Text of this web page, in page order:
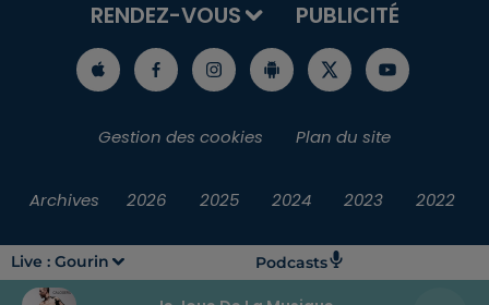
Live : Gourin Podcasts
RENDEZ-VOUS
PUBLICITÉ
Gestion des cookies Plan du site
Archives 2026 2025 2024 2023 2022